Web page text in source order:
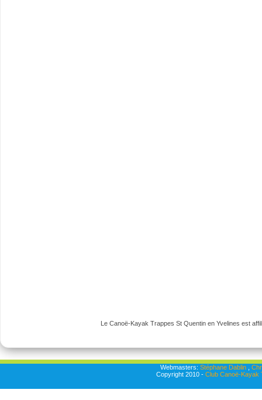
Le Canoë-Kayak Trappes St Quentin en Yvelines est
Webmasters: Stéphane Dablin,
Copyright 2010 - Club Canoë-Kayak